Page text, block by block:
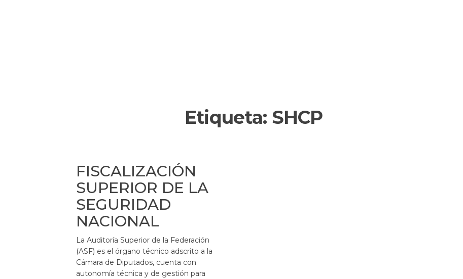
Etiqueta: SHCP
FISCALIZACIÓN
SUPERIOR DE LA
SEGURIDAD
NACIONAL
La Auditoría Superior de la Federación
(ASF) es el órgano técnico adscrito a la
Cámara de Diputados, cuenta con
autonomía técnica y de gestión para